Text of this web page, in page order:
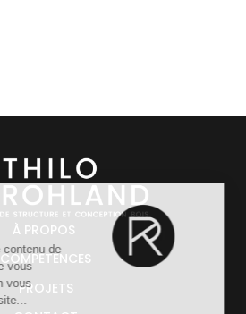
À PROPOS
COMPÉTENCES
PROJETS